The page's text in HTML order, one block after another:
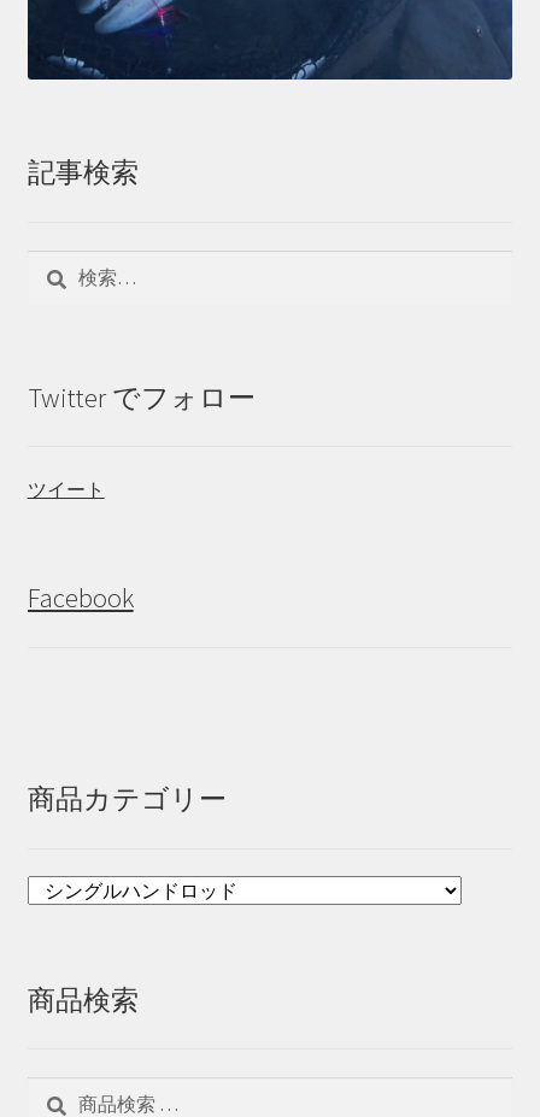
記事検索
Twitter でフォロー
ツイート
Facebook
商品カテゴリー
商品検索